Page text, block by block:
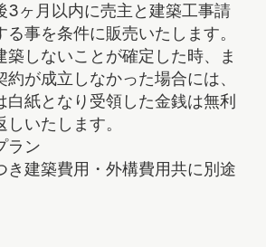
3ヶ月以内に売主と建築工事請
事を条件に販売いたします。
築しないことが確定した時、ま
が成立しなかった場合には、
白紙となり受領した金銭は無利
いたします。
ラン
き建築費用・外構費用共に別途